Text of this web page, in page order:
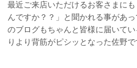
最近ご来店いただけるお客さまに
んですか？？」と聞かれる事があ
のブログもちゃんと皆様に届いて
りより背筋がピシッとなった佐野で